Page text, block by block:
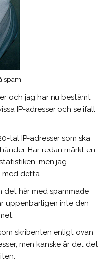
spam
och jag har nu bestämt
IP-adresser och se ifall
tal IP-adresser som ska
Har redan märkt en
men jag
med detta.
det här med spammade
uppenbarligen inte den
skribenten enligt ovan
men kanske är det det